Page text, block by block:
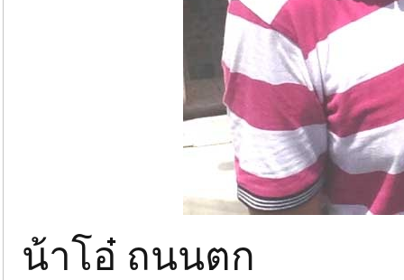
น้าโอ๋ ถนนตก